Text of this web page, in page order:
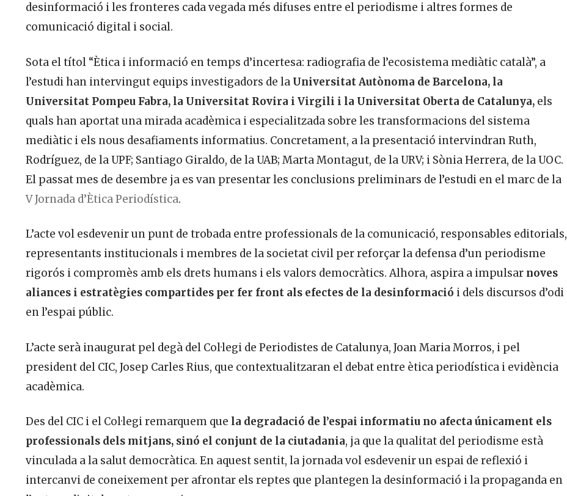
desinformació i les fronteres cada vegada més difuses entre el periodisme i altres formes de
comunicació digital i social.
Sota el títol “Ètica i informació en temps d’incertesa: radiografia de l’ecosistema mediàtic català”, a
l’estudi han intervingut equips investigadors de la Universitat Autònoma de Barcelona, la
Universitat Pompeu Fabra, la Universitat Rovira i Virgili i la Universitat Oberta de Catalunya, els
quals han aportat una mirada acadèmica i especialitzada sobre les transformacions del sistema
mediàtic i els nous desafiaments informatius. Concretament, a la presentació intervindran Ruth,
Rodríguez, de la UPF; Santiago Giraldo, de la UAB; Marta Montagut, de la URV; i Sònia Herrera, de la UOC.
El passat mes de desembre ja es van presentar les conclusions preliminars de l’estudi en el marc de la
V Jornada d’Ètica Periodística.
L’acte vol esdevenir un punt de trobada entre professionals de la comunicació, responsables editorials,
representants institucionals i membres de la societat civil per reforçar la defensa d’un periodisme
rigorós i compromès amb els drets humans i els valors democràtics. Alhora, aspira a impulsar noves
aliances i estratègies compartides per fer front als efectes de la desinformació i dels discursos d’odi
en l’espai públic.
L’acte serà inaugurat pel degà del Col·legi de Periodistes de Catalunya, Joan Maria Morros, i pel
president del CIC, Josep Carles Rius, que contextualitzaran el debat entre ètica periodística i evidència
acadèmica.
Des del CIC i el Col·legi remarquem que la degradació de l’espai informatiu no afecta únicament els
professionals dels mitjans, sinó el conjunt de la ciutadania, ja que la qualitat del periodisme està
vinculada a la salut democràtica. En aquest sentit, la jornada vol esdevenir un espai de reflexió i
intercanvi de coneixement per afrontar els reptes que plantegen la desinformació i la propaganda en